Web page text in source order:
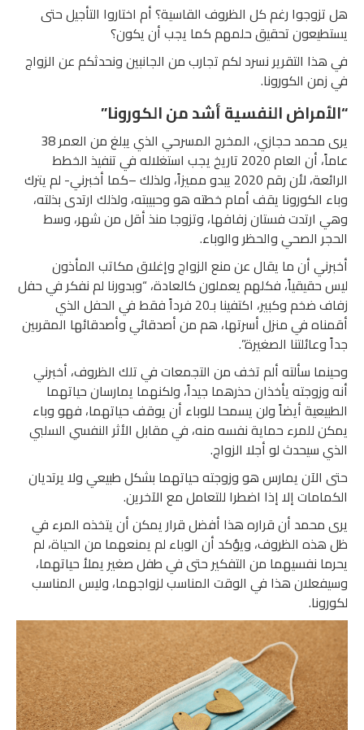
هل تزوجوا رغم كل الظروف القاسية؟ أم اختاروا التأجيل حتى
يستطيعون تحقيق حلمهم كما يجب أن يكون؟
في هذا التقرير نسرد لكم تجارب من الجانبين ونحدثكم عن الزواج
في زمن الكورونا.
“الأمراض النفسية أشد من الكورونا”
يرى محمد حجازي، المخرج المسرحي الذي يبلغ من العمر 38
عاماً، أن العام 2020 تاريخ يجب استغلاله في تنفيذ الخطط
الرائعة، لأن رقم 2020 يبدو مميزاً، ولذلك –كما أخبرني- لم يترك
وباء الكورونا يقف أمام خطته هو وحبيبته، ولذلك ارتدى بذلته،
وهي ارتدت فستان زفافها، وتزوجا منذ أقل من شهر، وسط
الحجر الصحي والحظر والوباء.
أخبرني أن ما يقال عن منع الزواج وإغلاق مكاتب المأذون
ليس حقيقياً، فكلهم يعملون كالعادة، “وبدورنا لم نفكر في حفل
زفاف ضخم وكبير، اكتفينا بـ20 فرداً فقط في الحفل الذي
أقمناه في منزل أسرتها، هم من أصدقائي وأصدقائها المقربين
جداً وعائلتنا الصغيرة”.
وحينما سألته ألم تخف من التجمعات في تلك الظروف، أخبرني
أنه وزوجته يأخذان حذرهما جيداً، ولكنهما يمارسان حياتهما
الطبيعية أيضاً ولن يسمحا للوباء أن يوقف حياتهما، فهو وباء
يمكن للمرء حماية نفسه منه، في مقابل الأثر النفسي السلبي
الذي سيحدث لو أجلا الزواج.
حتى الآن يمارس هو وزوجته حياتهما بشكل طبيعي ولا يرتديان
الكمامات إلا إذا اضطرا للتعامل مع الآخرين.
يرى محمد أن قراره هذا أفضل قرار يمكن أن يتخذه المرء في
ظل هذه الظروف، ويؤكد أن الوباء لم يمنعهما من الحياة، لم
يحرما نفسيهما من التفكير حتى في طفل صغير يملأ حياتهما،
وسيفعلان هذا في الوقت المناسب لزواجهما، وليس المناسب
لكورونا.